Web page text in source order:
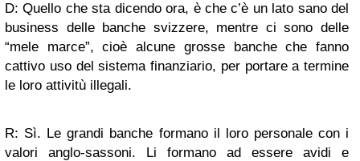
D: Quello che sta dicendo ora, è che c’è un lato sano del
business delle banche svizzere, mentre ci sono delle
“mele marce”, cioè alcune grosse banche che fanno
cattivo uso del sistema finanziario, per portare a termine
le loro attivitù illegali.
R: Sì. Le grandi banche formano il loro personale con i
valori anglo-sassoni. Li formano ad essere avidi e